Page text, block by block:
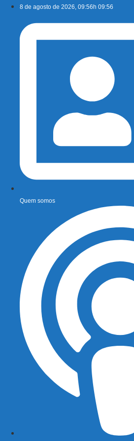
conteúdo
8 de agosto de 2026, 09:56h 09:56
Quem somos